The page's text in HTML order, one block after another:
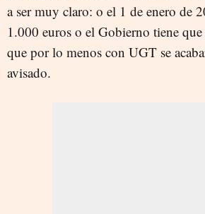
a ser muy claro: o el 1 de enero de
1.000 euros o el Gobierno tiene que
que por lo menos con UGT se
avisado.